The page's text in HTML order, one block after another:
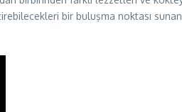
bir buluşma noktası